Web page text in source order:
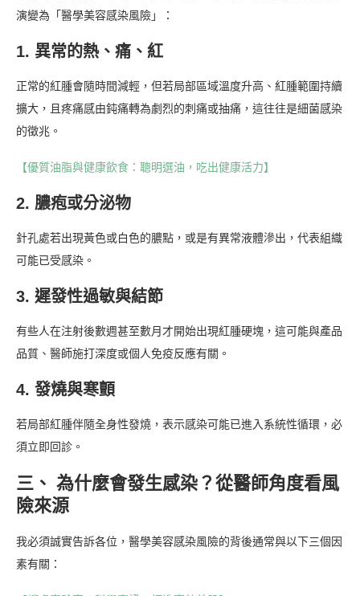
演變為「醫學美容感染風險」：
1. 異常的熱、痛、紅
正常的紅腫會隨時間減輕，但若局部區域溫度升高、紅腫範圍持續
擴大，且疼痛感由鈍痛轉為劇烈的刺痛或抽痛，這往往是細菌感染
的徵兆。
【優質油脂與健康飲食：聰明選油，吃出健康活力】
2. 膿疱或分泌物
針孔處若出現黃色或白色的膿點，或是有異常液體滲出，代表組織
可能已受感染。
3. 遲發性過敏與結節
有些人在注射後數週甚至數月才開始出現紅腫硬塊，這可能與產品
品質、醫師施打深度或個人免疫反應有關。
4. 發燒與寒顫
若局部紅腫伴隨全身性發燒，表示感染可能已進入系統性循環，必
須立即回診。
三、 為什麼會發生感染？從醫師角度看風
險來源
我必須誠實告訴各位，醫學美容感染風險的背後通常與以下三個因
素有關：